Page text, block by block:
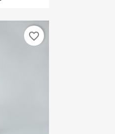
favorite_border